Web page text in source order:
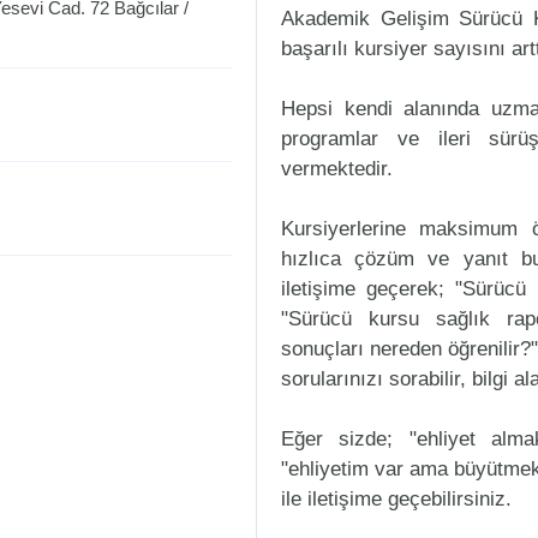
Cad. 72 Bağcılar/
Akademik Gelişim
başarılı kursiyer sayısını
Hepsi kendi alanında
programlar ve ileri
vermektedir.
Kursiyerlerine
hızlıca çözüm ve yanıt
iletişime geçerek;
"Sürücü kursu sağlık
sonuçları nereden
sorularınızı sorabilir, bilgi
Eğer sizde; "ehliyet
"ehliyetim var ama
ile iletişime geçebilirsiniz.